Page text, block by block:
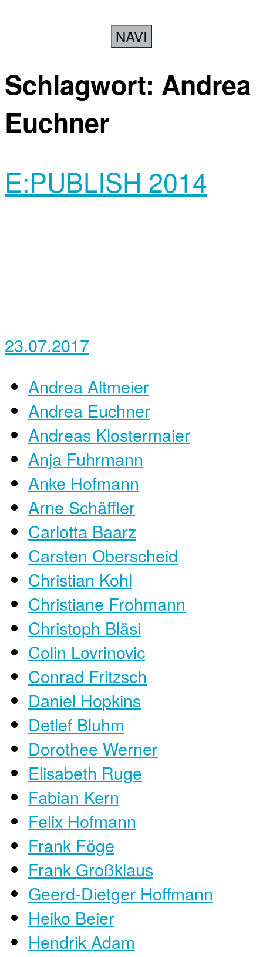
NAVI
Schlagwort: Andrea
Euchner
E:PUBLISH 2014
23.07.2017
Andrea Altmeier
Andrea Euchner
Andreas Klostermaier
Anja Fuhrmann
Anke Hofmann
Arne Schäffler
Carlotta Baarz
Carsten Oberscheid
Christian Kohl
Christiane Frohmann
Christoph Bläsi
Colin Lovrinovic
Conrad Fritzsch
Daniel Hopkins
Detlef Bluhm
Dorothee Werner
Elisabeth Ruge
Fabian Kern
Felix Hofmann
Frank Föge
Frank Großklaus
Geerd-Dietger Hoffmann
Heiko Beier
Hendrik Adam